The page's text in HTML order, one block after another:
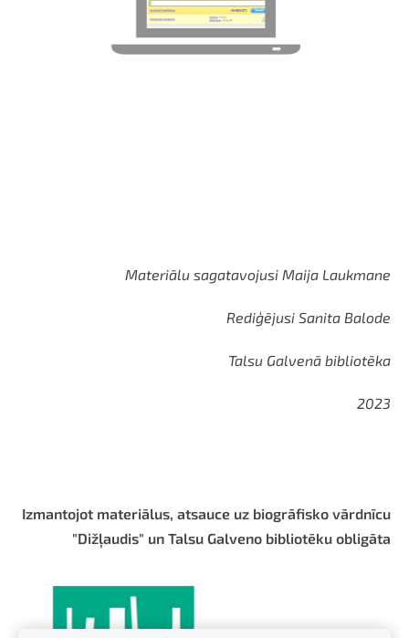
Materiālu sagatavojusi Maija Laukmane
Rediģējusi Sanita Balode
Talsu Galvenā bibliotēka
2023
Izmantojot materiālus, atsauce uz biogrāfisko vārdnīcu
"Dižļaudis" un Talsu Galveno bibliotēku obligāta